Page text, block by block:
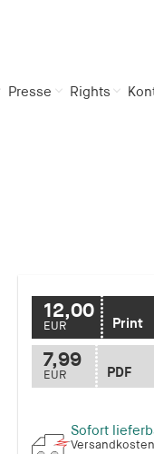
Presse Rights
12,00
EUR Print
7,99
EUR PDF
Sofort